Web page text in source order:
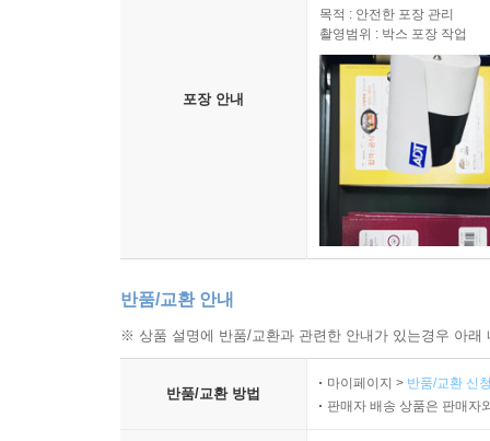
나는 조직 문화를 해당 조직에서 “무엇이 옳고
입장에서 풀어 말하면 “무엇을 하면 칭찬을 받고
직원 경험은 직원을 자원이 아니라 인간 그 자체
봐야 할까? 2019년 5월 잡코리아가 직장인 1322
장인의 경우 평균 4.0회를 이직한 것으로 나타났
원이 회사를 버리고 떠나는 것으로 볼 수 있지만,
‘구매’한다는 의미로도 해석할 수 있다. 연봉이
기업을 폐기하고 최상의 직원 경험을 선사할 것으
--- p.293
포장 안내
목적 : 안전한 포장 관리
촬영범위 : 박스 포장 작업
반품/교환 안내
※ 상품 설명에 반품/교환과 관련한 안내가 있는경우 아
반품/교환 방법
마이페이지 > 반품/교환 신
판매자 배송 상품은 판매자